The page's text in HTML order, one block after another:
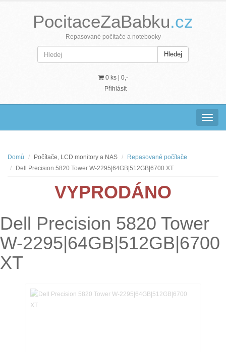
PocitaceZaBabku.cz
Repasované počítače a notebooky
Hledej
0 ks | 0,-
Přihlásit
Domů Počítače, LCD monitory a NAS
Repasované počítače
Dell Precision 5820 Tower W-2295|64GB|512GB|6700 XT
VYPRODÁNO
Dell Precision 5820 Tower
W-2295|64GB|512GB|6700
XT